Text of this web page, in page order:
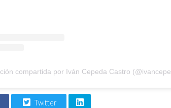
compartida por Iván Cepeda Castro
Twitter